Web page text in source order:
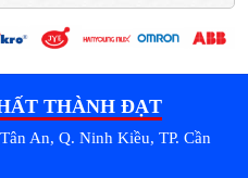
THÀNH ĐẠT
An, Q. Ninh Kiều, TP. Cần